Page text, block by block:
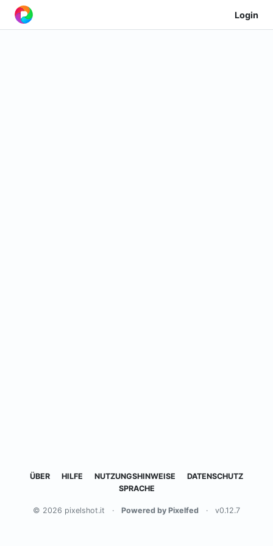
Login
ÜBER HILFE NUTZUNGSHINWEISE
DATENSCHUTZ
SPRACHE
© 2026 pixelshot.it · Powered by Pixelfed · v0.12.7